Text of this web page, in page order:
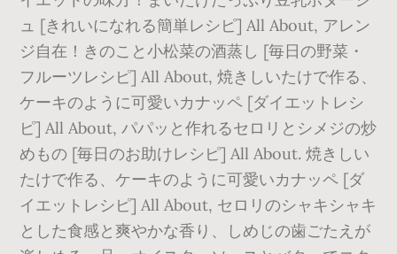
ュ [きれいになれる簡単レシピ] All About, アレン
ジ自在！きのこと小松菜の酒蒸し [毎日の野菜・
フルーツレシピ] All About, 焼きしいたけで作る、
ケーキのように可愛いカナッペ [ダイエットレシ
ピ] All About, パパッと作れるセロリとシメジの炒
めもの [毎日のお助けレシピ] All About. 焼きしい
たけで作る、ケーキのように可愛いカナッペ [ダ
イエットレシピ] All About, セロリのシャキシャキ
とした食感と爽やかな香り、しめじの歯ごたえが